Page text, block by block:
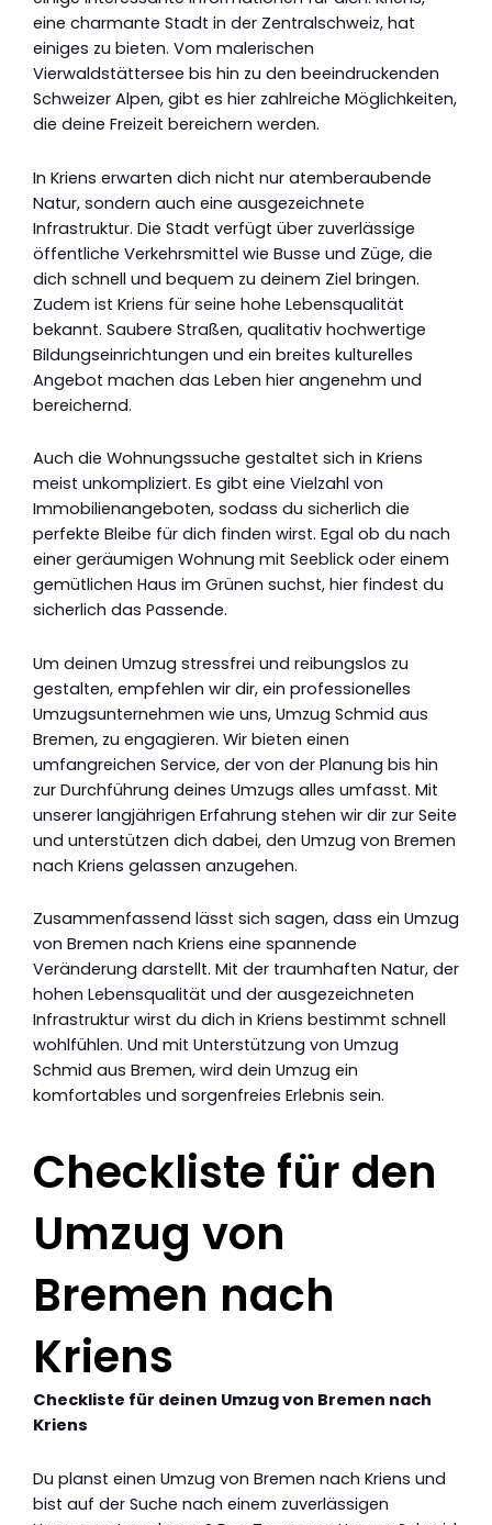
eine charmante Stadt in der Zentralschweiz, hat
einiges zu bieten. Vom malerischen
Vierwaldstättersee bis hin zu den beeindruckenden
Schweizer Alpen, gibt es hier zahlreiche Möglichkeiten,
die deine Freizeit bereichern werden.
In Kriens erwarten dich nicht nur atemberaubende
Natur, sondern auch eine ausgezeichnete
Infrastruktur. Die Stadt verfügt über zuverlässige
öffentliche Verkehrsmittel wie Busse und Züge, die
dich schnell und bequem zu deinem Ziel bringen.
Zudem ist Kriens für seine hohe Lebensqualität
bekannt. Saubere Straßen, qualitativ hochwertige
Bildungseinrichtungen und ein breites kulturelles
Angebot machen das Leben hier angenehm und
bereichernd.
Auch die Wohnungssuche gestaltet sich in Kriens
meist unkompliziert. Es gibt eine Vielzahl von
Immobilienangeboten, sodass du sicherlich die
perfekte Bleibe für dich finden wirst. Egal ob du nach
einer geräumigen Wohnung mit Seeblick oder einem
gemütlichen Haus im Grünen suchst, hier findest du
sicherlich das Passende.
Um deinen Umzug stressfrei und reibungslos zu
gestalten, empfehlen wir dir, ein professionelles
Umzugsunternehmen wie uns, Umzug Schmid aus
Bremen, zu engagieren. Wir bieten einen
umfangreichen Service, der von der Planung bis hin
zur Durchführung deines Umzugs alles umfasst. Mit
unserer langjährigen Erfahrung stehen wir dir zur Seite
und unterstützen dich dabei, den Umzug von Bremen
nach Kriens gelassen anzugehen.
Zusammenfassend lässt sich sagen, dass ein Umzug
von Bremen nach Kriens eine spannende
Veränderung darstellt. Mit der traumhaften Natur, der
hohen Lebensqualität und der ausgezeichneten
Infrastruktur wirst du dich in Kriens bestimmt schnell
wohlfühlen. Und mit Unterstützung von Umzug
Schmid aus Bremen, wird dein Umzug ein
komfortables und sorgenfreies Erlebnis sein.
Checkliste für den
Umzug von
Bremen nach
Kriens
Checkliste für deinen Umzug von Bremen nach
Kriens
Du planst einen Umzug von Bremen nach Kriens und
bist auf der Suche nach einem zuverlässigen